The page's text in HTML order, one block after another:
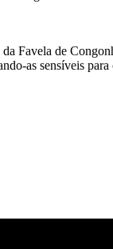
Favela de
as sensíveis para